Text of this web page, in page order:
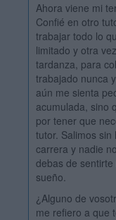
Ahora viene mi
Confié en otro
trabajar todo lo
limitado y otra
tardanza, para
trabajado nunca
aún me sienta
acumulada, sino
por tener que
tutor. Salimos
carrera y nadie
debas de
sueño.
¿Alguno de
me refiero a que